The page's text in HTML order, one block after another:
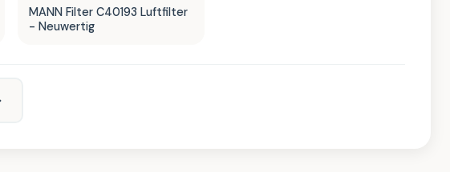
MANN Filter C40193 Luftfilter
- Neuwertig